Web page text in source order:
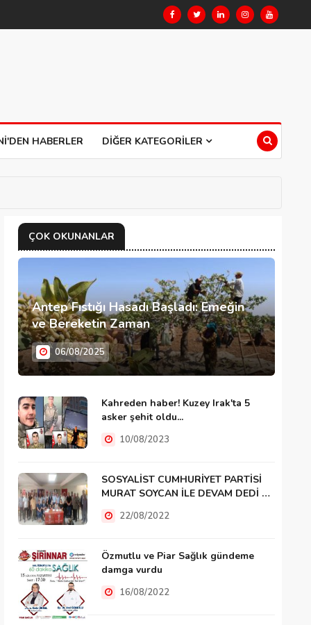
HABERLER DIĞER KATEGORILER
ÇOK OKUNANLAR
Antep Fıstığı Hasadı Başladı: Emeğin
ve Bereketin Zaman
06/08/2025
Kahreden haber! Kuzey Irak'ta 5
asker şehit oldu...
10/08/2023
SOSYALİST CUMHURİYET PARTİSİ
MURAT SOYCAN İLE DEVAM DEDİ …
22/08/2022
Özmutlu ve Piar Sağlık gündeme
damga vurdu
16/08/2022